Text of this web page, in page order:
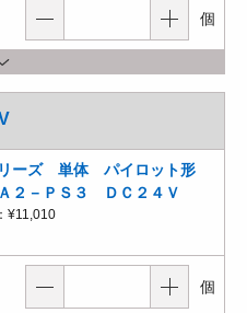
個
リーズ 単体 パイロット形
２－ＰＳ３ ＤＣ２４Ｖ
¥11,010
個